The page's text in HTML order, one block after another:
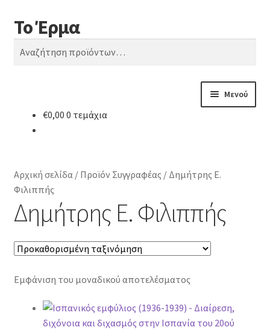
Απευθείας
μετάβαση
στην
Μετάβαση
σε
περιεχόμενο
Το Έρμα
Αναζήτηση
Αναζήτηση
Μενού
Κατηγορίες Βιβλίων
Συχνές Ερωτήσεις
Επικοινωνία
€0,00 0 τεμάχια
Αρχική σελίδα/ Προϊόν Συγγραφέας / Δημήτρης Ε.
Φιλιππής
Δημήτρης Ε. Φιλιππής
Εμφάνιση του μοναδικού αποτελέσματος